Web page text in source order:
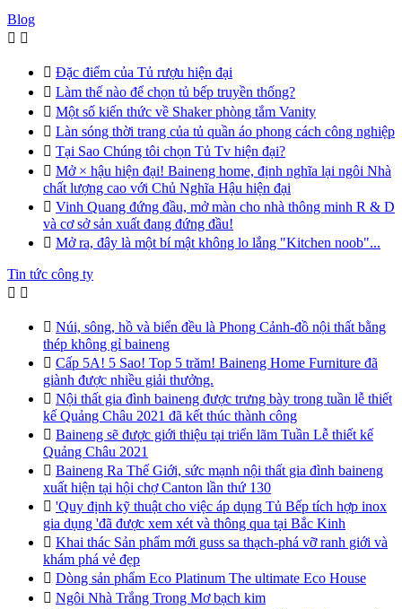
Blog
 
 Đặc điểm của Tủ rượu hiện đại
 Làm thế nào để chọn tủ bếp truyền thống?
 Một số kiến thức về Shaker phòng tắm Vanity
 Làn sóng thời trang của tủ quần áo phong cách công nghiệp
 Tại Sao Chúng tôi chọn Tủ Tv hiện đại?
 Mở × hậu hiện đại! Baineng home, định nghĩa lại ngôi Nhà
chất lượng cao với Chủ Nghĩa Hậu hiện đại
 Vinh Quang đứng đầu, mở màn cho nhà thông minh R & D
và cơ sở sản xuất đang đứng đầu!
 Mở ra, đây là một bí mật không lo lắng "Kitchen noob"...
Tin tức công ty
 
 Núi, sông, hồ và biển đều là Phong Cảnh-đồ nội thất bằng
thép không gỉ baineng
 Cấp 5A! 5 Sao! Top 5 trăm! Baineng Home Furniture đã
giành được nhiều giải thưởng.
 Nội thất gia đình baineng được trưng bày trong tuần lễ thiết
kế Quảng Châu 2021 đã kết thúc thành công
 Baineng sẽ được giới thiệu tại triển lãm Tuần Lễ thiết kế
Quảng Châu 2021
 Baineng Ra Thế Giới, sức mạnh nội thất gia đình baineng
xuất hiện tại hội chợ Canton lần thứ 130
 'Quy định kỹ thuật cho việc áp dụng Tủ Bếp tích hợp inox
gia dụng 'đã được xem xét và thông qua tại Bắc Kinh
 Khai thác Sản phẩm mới guss sa thạch-phá vỡ ranh giới và
khám phá vẻ đẹp
 Dòng sản phẩm Eco Platinum The ultimate Eco House
 Ngôi Nhà Trắng Trong Mơ bạch kim